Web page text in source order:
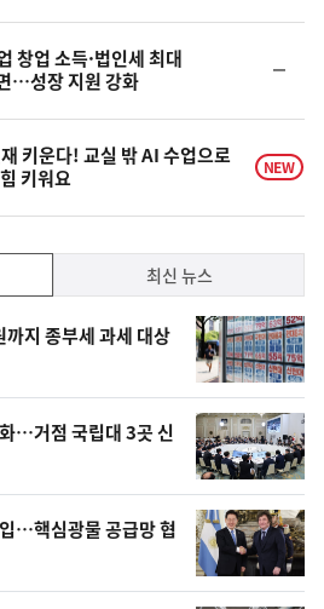
하
창업 소득·법인세 최대
…성장 지원 강화
일
키운다! 교실 밖 AI 수업으로
키워요
NEW
최신 뉴스
지 종부세 과세 대상
…거점 국립대 3곳 신
…핵심광물 공급망 협